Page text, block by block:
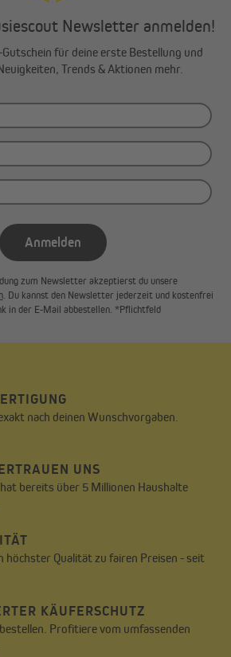
Newsletter anmelden!
für deine erste Bestellung und
Trends & Aktionen mehr.
Anmelden
zum Newsletter akzeptierst du unsere
. Du kannst den Newsletter jederzeit und kostenfrei
in der E-Mail abbestellen. *Pflichtfeld
nach deinen Wunschvorgaben.
UNS
bereits über 5 Millionen Haushalte
höchster Qualität zu fairen Preisen - seit
KÄUFERSCHUTZ
Profitiere vom umfassenden